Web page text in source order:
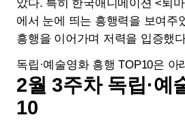
써니데이
개봉일
2025-02-19
매출액
103백만 원
관객수
12천 명
고백
개봉일
매출액
관객수